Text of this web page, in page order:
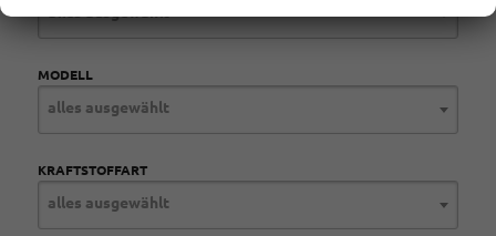
MODELL
alles ausgewählt
KRAFTSTOFFART
alles ausgewählt